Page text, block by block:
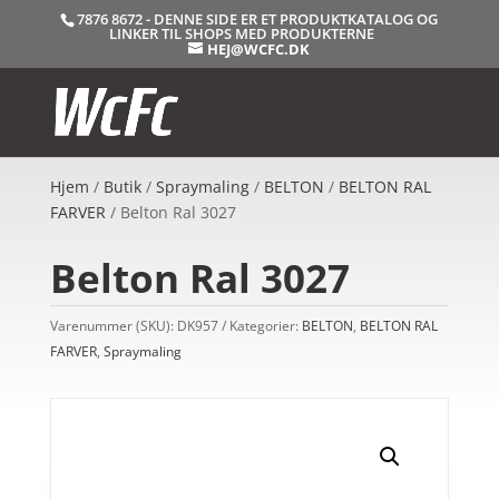
7876 8672 - DENNE SIDE ER ET PRODUKTKATALOG OG
LINKER TIL SHOPS MED PRODUKTERNE
HEJ@WCFC.DK
Hjem / Butik/ Spraymaling/ BELTON / BELTON RAL
FARVER/ Belton Ral 3027
Belton Ral 3027
Varenummer (SKU): DK957 Kategorier: BELTON, BELTON RAL
FARVER, Spraymaling